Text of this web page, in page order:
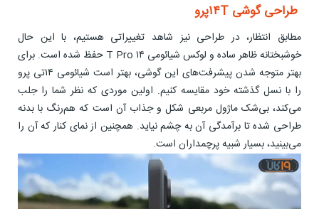
طراحی گوشی ۱۴Tپرو
مطابق انتظار، در طراحی نیز شاهد تغییراتی هستیم، با این حال
خوشبختانه ظاهر ساده و لوکس شیائومی ۱۴ T Pro حفظ شده است. برای
بهتر متوجه شدن پیشرفت‌های این گوشی، بهتر است شیائومی ۱۴تی پرو
را با نسل گذشته خود مقایسه کنیم. اولین موردی که نظر شما را جلب
می‌کند، بی‌شک ماژول مربعی شکل و جذاب آن است که هم‌رنگ با بدنه
طراحی شده تا برآمدگی آن به چشم نیاید. همچنین از نمای کنار که آن را
می‌بینید، بسیار شبیه پرچمداران است.